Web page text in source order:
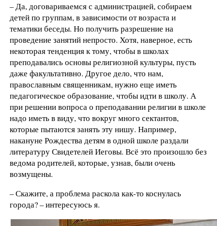
– Да, договариваемся с администрацией, собираем
детей по группам, в зависимости от возраста и
тематики беседы. Но получить разрешение на
проведение занятий непросто. Хотя, наверное, есть
некоторая тенденция к тому, чтобы в школах
преподавались основы религиозной культуры, пусть
даже факультативно. Другое дело, что нам,
православным священникам, нужно еще иметь
педагогическое образование, чтобы идти в школу. А
при решении вопроса о преподавании религии в школе
надо иметь в виду, что вокруг много сектантов,
которые пытаются занять эту нишу. Например,
накануне Рождества детям в одной школе раздали
литературу Свидетелей Иеговы. Всё это произошло без
ведома родителей, которые, узнав, были очень
возмущены.
– Скажите, а проблема раскола как-то коснулась
города? – интересуюсь я.